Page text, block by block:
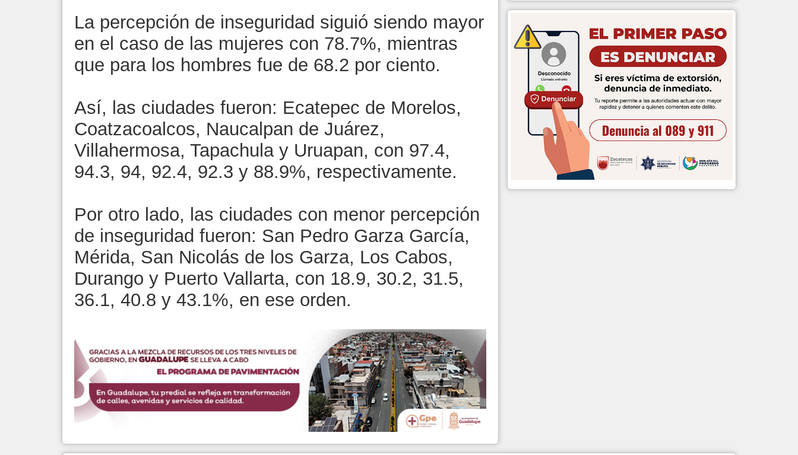
La percepción de inseguridad siguió siendo mayor
en el caso de las mujeres con 78.7%, mientras
que para los hombres fue de 68.2 por ciento.
Así, las ciudades fueron: Ecatepec de Morelos,
Coatzacoalcos, Naucalpan de Juárez,
Villahermosa, Tapachula y Uruapan, con 97.4,
94.3, 94, 92.4, 92.3 y 88.9%, respectivamente.
Por otro lado, las ciudades con menor percepción
de inseguridad fueron: San Pedro Garza García,
Mérida, San Nicolás de los Garza, Los Cabos,
Durango y Puerto Vallarta, con 18.9, 30.2, 31.5,
36.1, 40.8 y 43.1%, en ese orden.